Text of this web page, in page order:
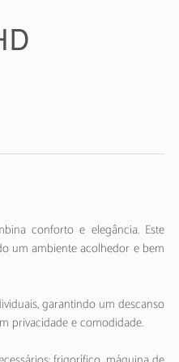
conforto e elegância. Este
um ambiente acolhedor e bem
garantindo um descanso
privacidade e comodidade.